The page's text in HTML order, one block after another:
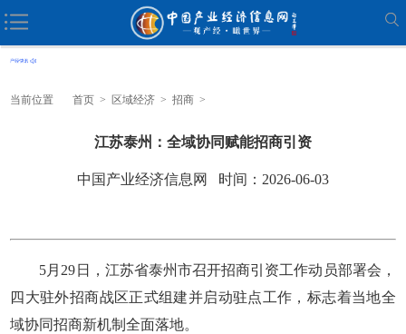
当前位置 首页 > 区域经济 > 招商 >
江苏泰州：全域协同赋能招商引资
中国产业经济信息网 时间：2026-06-03
5月29日，江苏省泰州市召开招商引资工作动员部署会，
四大驻外招商战区正式组建并启动驻点工作，标志着当地全
域协同招商新机制全面落地。